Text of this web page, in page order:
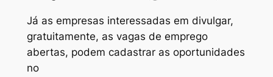
Já as empresas interessadas em divulgar,
gratuitamente, as vagas de emprego
abertas, podem cadastrar as oportunidades
no